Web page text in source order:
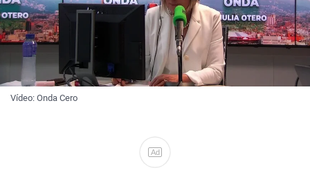
Vídeo: Onda Cero
Ad